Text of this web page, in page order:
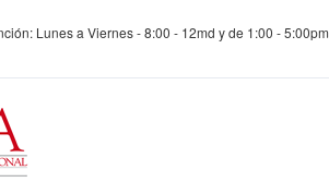
Lunes a Viernes - 8:00 - 12md y de 1:00 - 5:00pm